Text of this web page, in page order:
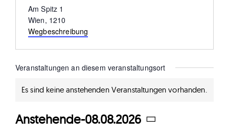
Adresse
Am Spitz 1
Wien, 1210
Wegbeschreibung
Veranstaltungen an diesem veranstaltungsort
Hinweis
Es sind keine anstehenden Veranstaltungen vorhanden.
Anstehende-08.08.2026